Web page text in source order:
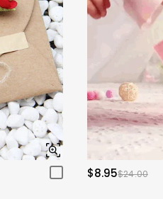
$8.95$24.00